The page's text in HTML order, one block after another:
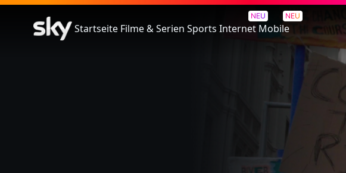
Startseite Filme & Serien Sports
NEU
Internet
NEU
Mobile
Bigger Than Us